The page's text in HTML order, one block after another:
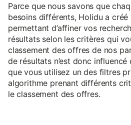
Parce que nous savons que
besoins différents, Holidu a
permettant d’affiner vos
résultats selon les critères qui
classement des offres de nos
de résultats n’est donc
que vous utilisez un des filtres
algorithme prenant différents
le classement des offres.